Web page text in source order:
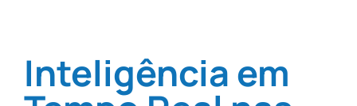
Inteligência em